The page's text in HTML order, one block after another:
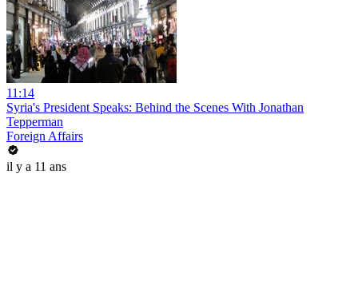
11:14
Syria's President Speaks: Behind the Scenes With Jonathan
Tepperman
Foreign Affairs
il y a 11 ans